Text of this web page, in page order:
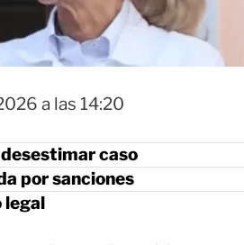
a las 14:20
caso
por sanciones
legal